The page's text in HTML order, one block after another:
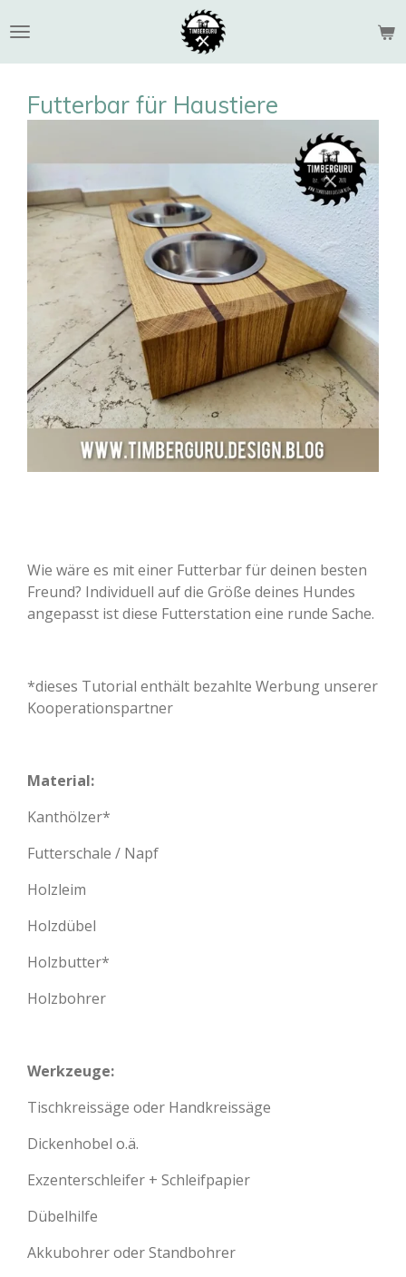
Hauptinhalt
springen
Futterbar für Haustiere
Wie wäre es mit einer Futterbar für deinen besten
Freund? Individuell auf die Größe deines Hundes
angepasst ist diese Futterstation eine runde Sache.
*dieses Tutorial enthält bezahlte Werbung unserer
Kooperationspartner
Material:
Kanthölzer*
Futterschale / Napf
Holzleim
Holzdübel
Holzbutter*
Holzbohrer
Werkzeuge:
Tischkreissäge oder Handkreissäge
Dickenhobel o.ä.
Exzenterschleifer + Schleifpapier
Dübelhilfe
Akkubohrer oder Standbohrer